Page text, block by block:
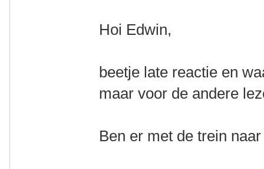
Hoi Edwin,
beetje late reactie en
maar voor de andere
Ben er met de trein